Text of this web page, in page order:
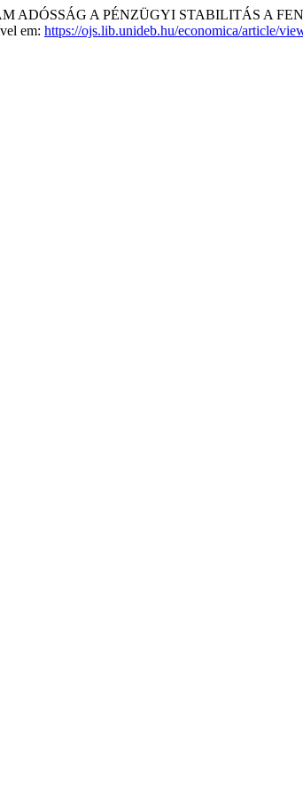
ADÓSSÁG A PÉNZÜGYI STABILITÁS A
em: https://ojs.lib.unideb.hu/economica/article/